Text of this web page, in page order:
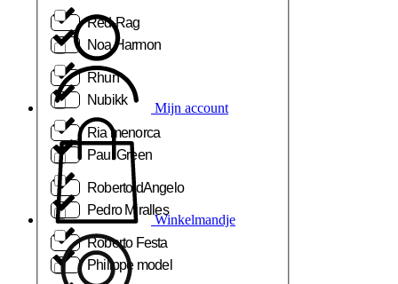
Red-Rag
Rhun
Ria menorca
Roberto dAngelo
Roberto Festa
Noa Harmon
Nubikk
Paul Green
Pedro Miralles
Philippe model
Mijn account
Winkelmandje